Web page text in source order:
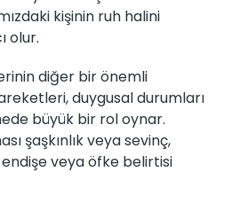
kişinin ruh halini
olur.
diğer bir önemli
duygusal durumları
büyük bir rol oynar.
şaşkınlık veya sevinç,
endişe veya öfke belirtisi